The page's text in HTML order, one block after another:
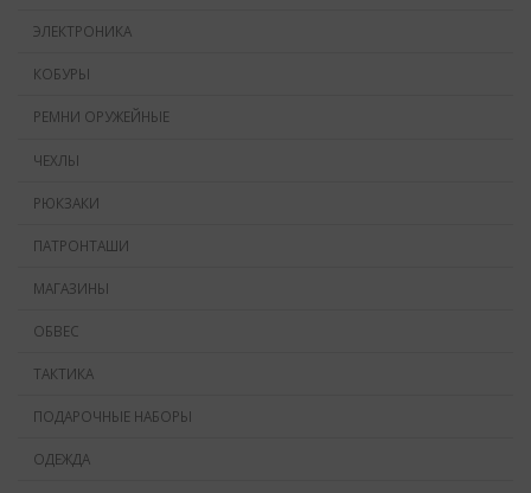
ЭЛЕКТРОНИКА
КОБУРЫ
РЕМНИ ОРУЖЕЙНЫЕ
ЧЕХЛЫ
РЮКЗАКИ
ПАТРОНТАШИ
МАГАЗИНЫ
ОБВЕС
ТАКТИКА
ПОДАРОЧНЫЕ НАБОРЫ
ОДЕЖДА